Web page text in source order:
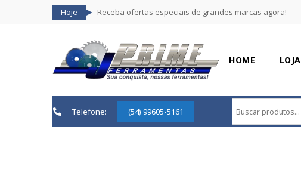
Hoje Receba ofertas especiais de grandes marcas agora!
HOME LOJA
Telefone: (54) 99605-5161